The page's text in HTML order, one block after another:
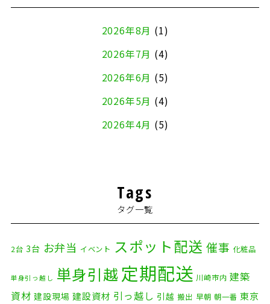
2026年8月 (1)
2026年7月 (4)
2026年6月 (5)
2026年5月 (4)
2026年4月 (5)
2026年1月
2025年11月(4)
2025年10月(9)
2025年9月
(3)
Tags
タグ一覧
2台 3台 お弁当 イベント スポット配送 催事 化粧品
単身引っ越し 単身引越 定期配送 川崎市内 建築
資材 建設現場 建設資材 引っ越し 引越 搬出 早朝 朝一番 東京